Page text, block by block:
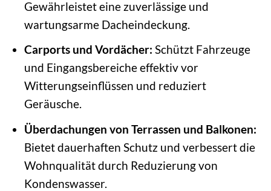
Gewährleistet eine zuverlässige und
wartungsarme Dacheindeckung.
Carports und Vordächer: Schützt Fahrzeuge
und Eingangsbereiche effektiv vor
Witterungseinflüssen und reduziert
Geräusche.
Überdachungen von Terrassen und Balkonen:
Bietet dauerhaften Schutz und verbessert die
Wohnqualität durch Reduzierung von
Kondenswasser.